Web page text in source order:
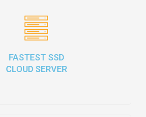
FASTEST SSD
CLOUD SERVER